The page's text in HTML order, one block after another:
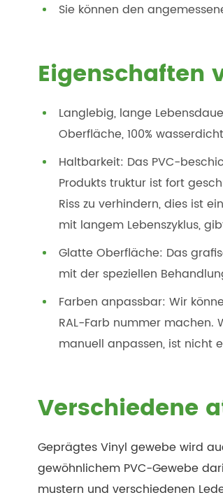
Sie können den
Eigenschaften
Langlebig, lange
Oberfläche, 100%
Haltbarkeit: Das PVC-
Produkts truktur ist fort
Riss zu verhindern, dies ist
mit langem Lebenszyklus,
Glatte Oberfläche: Das
mit der speziellen
Farben anpassbar: Wir
RAL-Farb nummer
manuell anpassen, ist nicht
Verschiedene
Geprägtes Vinyl gewebe wird
gewöhnlichem PVC-Gewebe
mustern und verschiedenen